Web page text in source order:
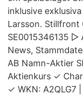
inklusive
Larsson. Stillfront
SE0015346135 ▻
News,
AB Namn-Aktier
Aktienkurs ✓
✓ WKN: A2QLG7